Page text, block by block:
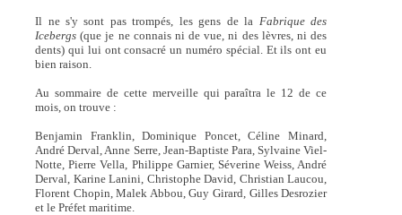
Il ne s'y sont pas trompés, les gens de la Fabrique des
Icebergs (que je ne connais ni de vue, ni des lèvres, ni des
dents) qui lui ont consacré un numéro spécial. Et ils ont eu
bien raison.
Au sommaire de cette merveille qui paraîtra le 12 de ce
mois, on trouve :
Benjamin Franklin, Dominique Poncet, Céline Minard,
André Derval, Anne Serre, Jean-Baptiste Para, Sylvaine Viel-
Notte, Pierre Vella, Philippe Garnier, Séverine Weiss, André
Derval, Karine Lanini, Christophe David, Christian Laucou,
Florent Chopin, Malek Abbou, Guy Girard, Gilles Desrozier
et le Préfet maritime.